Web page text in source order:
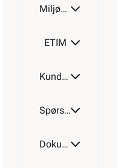
Miljøparametere
ETIM
Kundeomtale
Spørsmål og svar
Dokumentasjon